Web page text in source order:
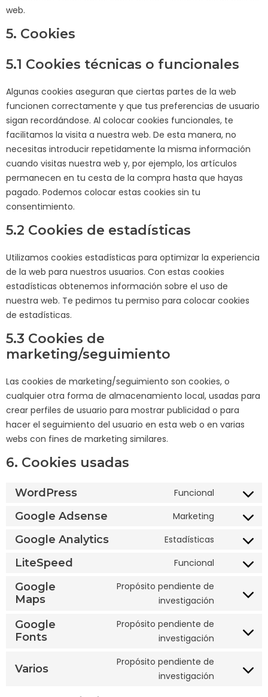
web.
5. Cookies
5.1 Cookies técnicas o funcionales
Algunas cookies aseguran que ciertas partes de la web
funcionen correctamente y que tus preferencias de usuario
sigan recordándose. Al colocar cookies funcionales, te
facilitamos la visita a nuestra web. De esta manera, no
necesitas introducir repetidamente la misma información
cuando visitas nuestra web y, por ejemplo, los artículos
permanecen en tu cesta de la compra hasta que hayas
pagado. Podemos colocar estas cookies sin tu
consentimiento.
5.2 Cookies de estadísticas
Utilizamos cookies estadísticas para optimizar la experiencia
de la web para nuestros usuarios. Con estas cookies
estadísticas obtenemos información sobre el uso de
nuestra web. Te pedimos tu permiso para colocar cookies
de estadísticas.
5.3 Cookies de
marketing/seguimiento
Las cookies de marketing/seguimiento son cookies, o
cualquier otra forma de almacenamiento local, usadas para
crear perfiles de usuario para mostrar publicidad o para
hacer el seguimiento del usuario en esta web o en varias
webs con fines de marketing similares.
6. Cookies usadas
WordPress Funcional
Google Adsense Marketing
Google Analytics Estadísticas
LiteSpeed Funcional
Google
Maps
Propósito pendiente de
investigación
Google
Fonts
Propósito pendiente de
investigación
Varios
Propósito pendiente de
investigación